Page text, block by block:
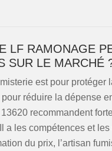
LF RAMONAGE
SUR LE MARCHÉ
est pour protéger
réduire la dépense
recommandent
a les compétences et
du prix, l’artisan